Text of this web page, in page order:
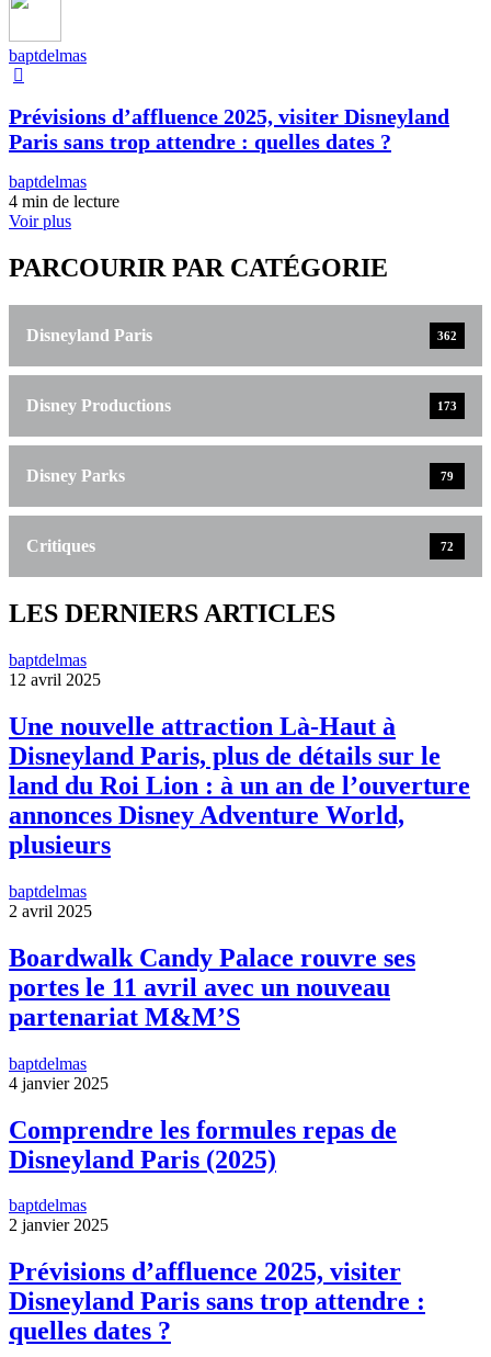
baptdelmas
Prévisions d’affluence 2025, visiter Disneyland
Paris sans trop attendre : quelles dates ?
baptdelmas
4 min de lecture
Voir plus
PARCOURIR PAR CATÉGORIE
Disneyland Paris 362
Disney Productions 173
Disney Parks 79
Critiques 72
LES DERNIERS ARTICLES
baptdelmas
12 avril 2025
Une nouvelle attraction Là-Haut à
Disneyland Paris, plus de détails sur le
land du Roi Lion : à un an de l’ouverture
annonces Disney Adventure World,
plusieurs
baptdelmas
2 avril 2025
Boardwalk Candy Palace rouvre ses
portes le 11 avril avec un nouveau
partenariat M&M’S
baptdelmas
4 janvier 2025
Comprendre les formules repas de
Disneyland Paris (2025)
baptdelmas
2 janvier 2025
Prévisions d’affluence 2025, visiter
Disneyland Paris sans trop attendre :
quelles dates ?